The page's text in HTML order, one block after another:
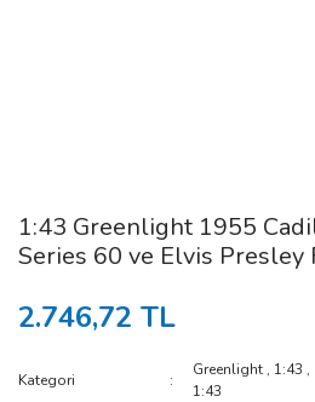
1:43 Greenlight 1955
Series 60 ve Elvis Presley
2.746,72 TL
Kategori
Greenlight , 1:43 ,
1:43